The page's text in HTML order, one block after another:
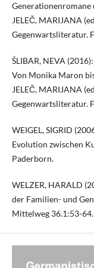
Generationenromane
JELEČ, MARIJANA
Gegenwartsliteratur.
ŠLIBAR, NEVA
Von Monika Maron
JELEČ, MARIJANA
Gegenwartsliteratur.
WEIGEL, SIGRID
Evolution zwischen
Paderborn.
WELZER, HARALD
der Familien- und
Mittelweg 36.1:53-64.